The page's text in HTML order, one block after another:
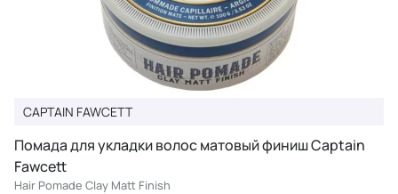
CAPTAIN FAWCETT
Помада для укладки волос матовый финиш Captain
Fawcett
Hair Pomade Clay Matt Finish